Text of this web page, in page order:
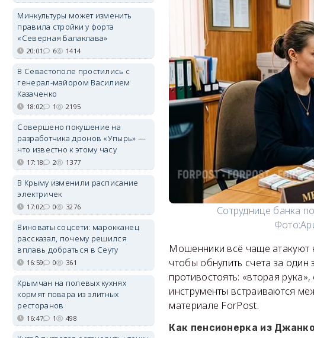
Сотруднице банка
Фото:
Мошенники всё чаще атакуют
чтобы обнулить счета за один
противостоять: «вторая
инструменты встраиваются
материале ForPost.
Как пенсионерка из
Минкультуры может изменить
правила стройки у форта
«Северная Балаклава»
20:01 6 1414
В Севастополе простились с
генерал-майором Василием
Казаченко
18:02 1 2195
Совершено покушение на
разработчика дронов «Упырь» —
что известно к этому часу
17:18 2 1377
В Крыму изменили расписание
электричек
17:02 0 3276
Виноваты соцсети: марокканец
рассказал, почему решился
вплавь добраться в Сеуту
16:59 0 361
Крымчан на полевых кухнях
кормят повара из элитных
ресторанов
16:47 1 498